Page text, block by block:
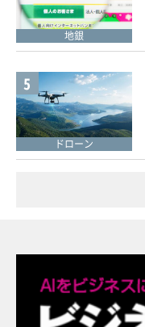
地銀
5
ドローン